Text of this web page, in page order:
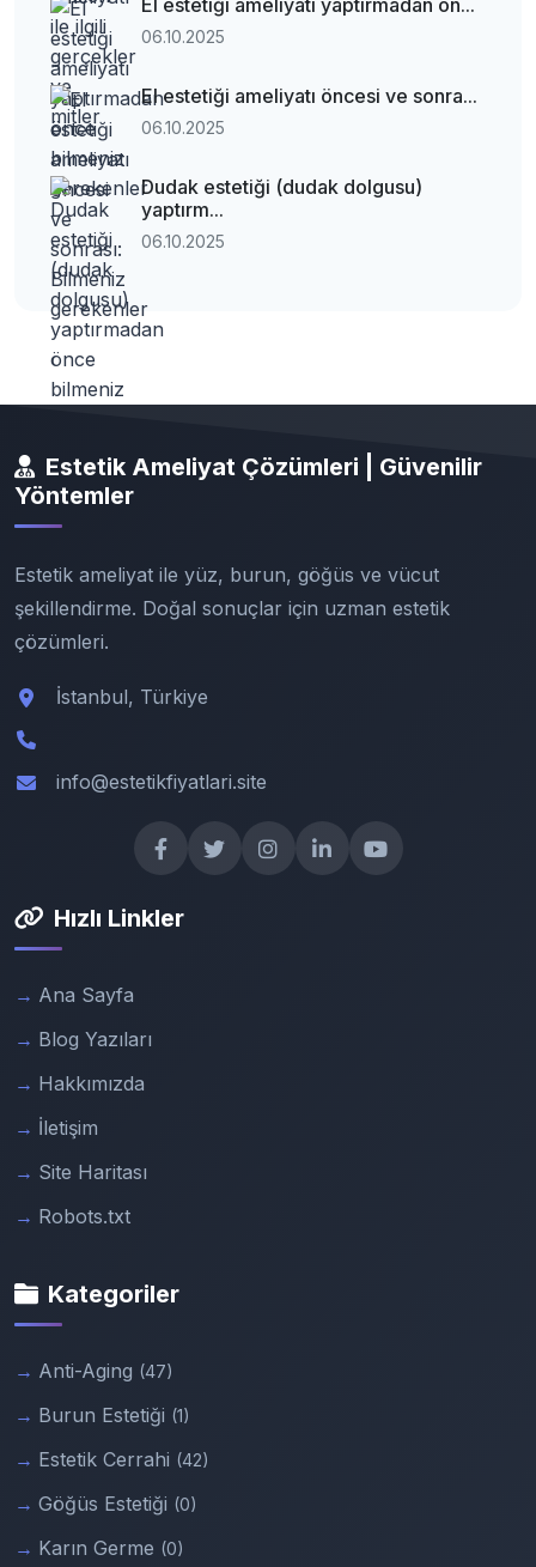
El estetiği ameliyatı yaptırmadan ön...
06.10.2025
El estetiği ameliyatı öncesi ve sonra...
06.10.2025
Dudak estetiği (dudak dolgusu)
yaptırm...
06.10.2025
Estetik Ameliyat Çözümleri | Güvenilir
Yöntemler
Estetik ameliyat ile yüz, burun, göğüs ve vücut
şekillendirme. Doğal sonuçlar için uzman estetik
çözümleri.
İstanbul, Türkiye
info@estetikfiyatlari.site
Hızlı Linkler
Ana Sayfa
Blog Yazıları
Hakkımızda
İletişim
Site Haritası
Robots.txt
Kategoriler
Anti-Aging (47)
Burun Estetiği (1)
Estetik Cerrahi (42)
Göğüs Estetiği (0)
Karın Germe (0)